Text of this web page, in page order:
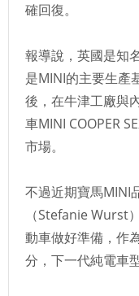
確回復。
報導說，英國是知
是MINI的主要生產
後，在牛津工廠與
車MINI COOPER
市場。
不過近期寶馬MINI
（Stefanie Wurst
動車做好準備，作
分，下一代純電車